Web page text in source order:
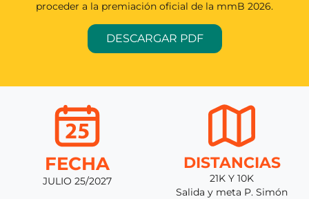
proceder a la premiación oficial de la mmB 2026.
DESCARGAR PDF
FECHA
JULIO 25/2027
DISTANCIAS
21K Y 10K
Salida y meta P. Simón